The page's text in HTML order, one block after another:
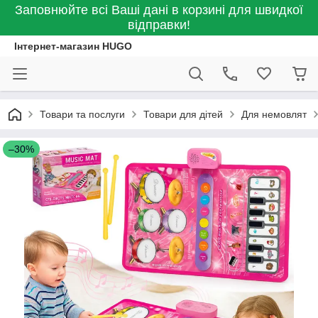
Заповнюйте всі Ваші дані в корзині для швидкої
відправки!
Інтернет-магазин HUGO
Товари та послуги Товари для дітей Для немовлят
–30%